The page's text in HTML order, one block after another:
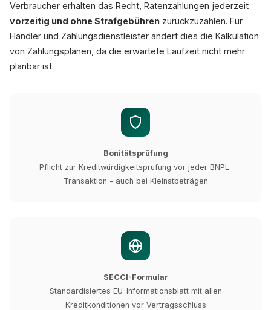
Verbraucher erhalten das Recht, Ratenzahlungen jederzeit
vorzeitig und ohne Strafgebühren zurückzuzahlen. Für
Händler und Zahlungsdienstleister ändert dies die Kalkulation
von Zahlungsplänen, da die erwartete Laufzeit nicht mehr
planbar ist.
Bonitätsprüfung
Pflicht zur Kreditwürdigkeitsprüfung vor jeder BNPL-
Transaktion - auch bei Kleinstbeträgen
SECCI-Formular
Standardisiertes EU-Informationsblatt mit allen
Kreditkonditionen vor Vertragsschluss